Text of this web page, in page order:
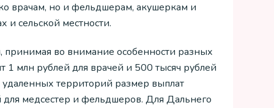
врачам, но и фельдшерам, акушеркам и
и сельской местности.
во внимание особенности разных
1 млн рублей для врачей и 500 тысяч рублей
территорий размер выплат
для медсестер и фельдшеров. Для Дальнего